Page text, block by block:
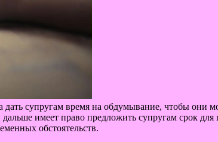
супругам время на обдумывание, чтобы они
имеет право предложить супругам срок
обстоятельств.